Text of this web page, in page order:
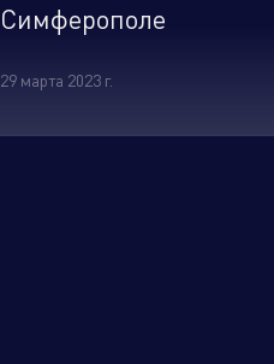
Симферополе
29 марта 2023 г.